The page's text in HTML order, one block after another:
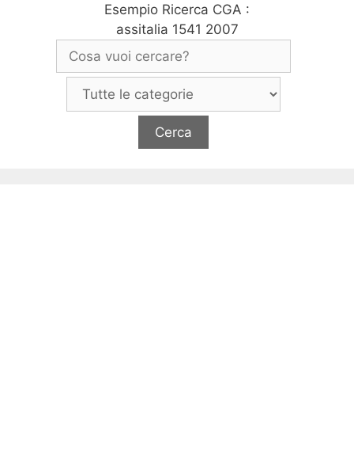
Esempio Ricerca CGA :
assitalia 1541 2007